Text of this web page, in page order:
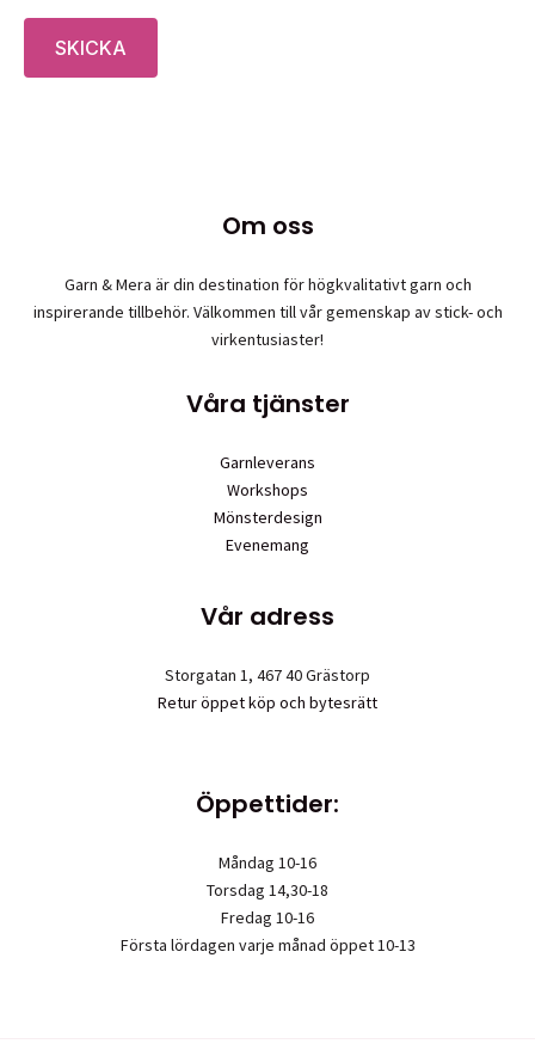
Om oss
Garn & Mera är din destination för högkvalitativt garn och
inspirerande tillbehör. Välkommen till vår gemenskap av stick- och
virkentusiaster!
Våra tjänster
Garnleverans
Workshops
Mönsterdesign
Evenemang
Vår adress
Storgatan 1, 467 40 Grästorp
Retur öppet köp och bytesrätt
Öppettider:
Måndag 10-16
Torsdag 14,30-18
Fredag 10-16
Första lördagen varje månad öppet 10-13